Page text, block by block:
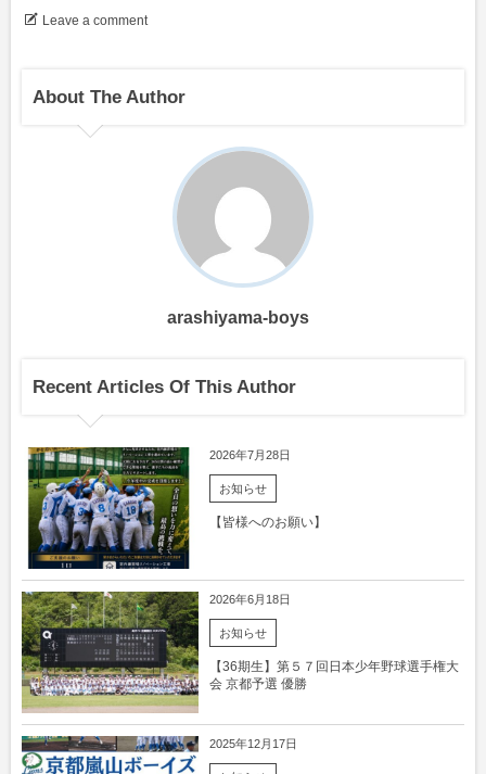
Leave a comment
About The Author
arashiyama-boys
Recent Articles Of This Author
2026年7月28日
お知らせ
【皆様へのお願い】
2026年6月18日
お知らせ
【36期生】第５７回日本少年野球選手権大
会 京都予選 優勝
2025年12月17日